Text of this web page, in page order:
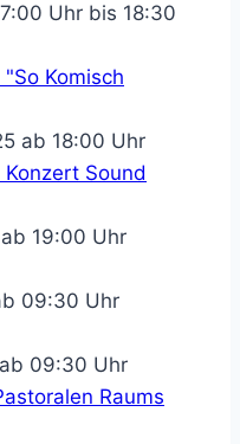
Uhr bis 18:30
Komisch
ab 18:00 Uhr
Sound
19:00 Uhr
09:30 Uhr
09:30 Uhr
Raums